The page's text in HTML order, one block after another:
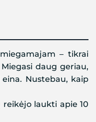
– tikrai
daug geriau,
Nustebau, kaip
laukti apie 10